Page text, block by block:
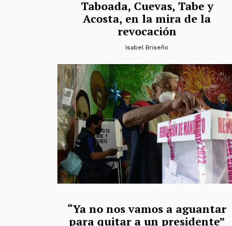
Taboada, Cuevas, Tabe y
Acosta, en la mira de la
revocación
Isabel Briseño
“Ya no nos vamos a aguantar
para quitar a un presidente”